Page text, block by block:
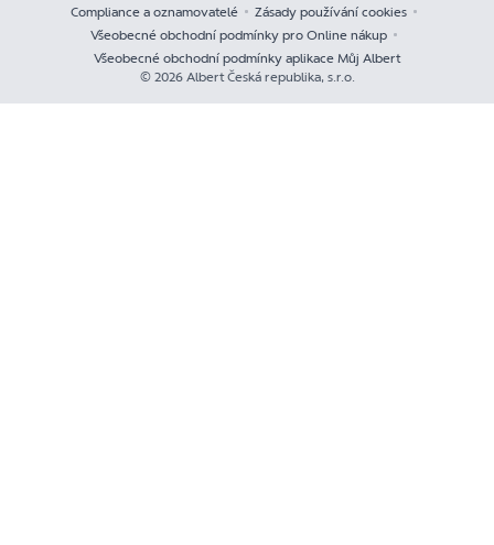
Compliance a oznamovatelé
Zásady používání cookies
Všeobecné obchodní podmínky pro Online nákup
Všeobecné obchodní podmínky aplikace Můj Albert
© 2026 Albert Česká republika, s.r.o.